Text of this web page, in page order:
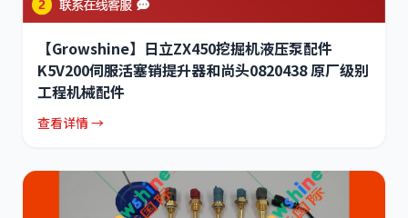
【Growshine】日立ZX450挖掘机液压泵配件
K5V200伺服活塞销提升器和尚头0820438 原厂级别
工程机械配件
查看详情 →